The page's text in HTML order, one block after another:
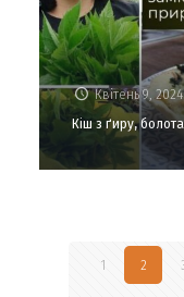
Квітень 9, 2024
Кіш з ґиру,
1 2